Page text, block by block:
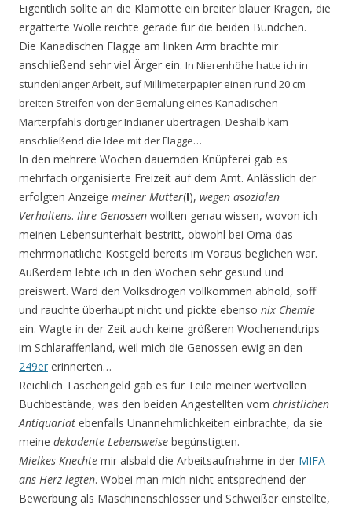
Eigentlich sollte an die Klamotte ein breiter blauer Kragen, die
ergatterte Wolle reichte gerade für die beiden Bündchen.
Die Kanadischen Flagge am linken Arm brachte mir
anschließend sehr viel Ärger ein. In Nierenhöhe hatte ich in
stundenlanger Arbeit, auf Millimeterpapier einen rund 20 cm
breiten Streifen von der Bemalung eines Kanadischen
Marterpfahls dortiger Indianer übertragen. Deshalb kam
anschließend die Idee mit der Flagge…
In den mehrere Wochen dauernden Knüpferei gab es
mehrfach organisierte Freizeit auf dem Amt. Anlässlich der
erfolgten Anzeige meiner Mutter(!), wegen asozialen
Verhaltens. Ihre Genossen wollten genau wissen, wovon ich
meinen Lebensunterhalt bestritt, obwohl bei Oma das
mehrmonatliche Kostgeld bereits im Voraus beglichen war.
Außerdem lebte ich in den Wochen sehr gesund und
preiswert. Ward den Volksdrogen vollkommen abhold, soff
und rauchte überhaupt nicht und pickte ebenso nix Chemie
ein. Wagte in der Zeit auch keine größeren Wochenendtrips
im Schlaraffenland, weil mich die Genossen ewig an den
249er erinnerten…
Reichlich Taschengeld gab es für Teile meiner wertvollen
Buchbestände, was den beiden Angestellten vom christlichen
Antiquariat ebenfalls Unannehmlichkeiten einbrachte, da sie
meine dekadente Lebensweise begünstigten.
Mielkes Knechte mir alsbald die Arbeitsaufnahme in der MIFA
ans Herz legten. Wobei man mich nicht entsprechend der
Bewerbung als Maschinenschlosser und Schweißer einstellte,